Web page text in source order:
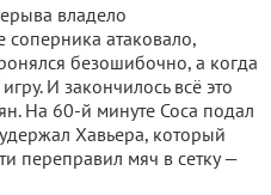
владело
атаковало,
безошибочно, а когда
И закончилось всё это
На 60-й минуте Соса подал
Хавьера, который
переправил мяч в сетку —